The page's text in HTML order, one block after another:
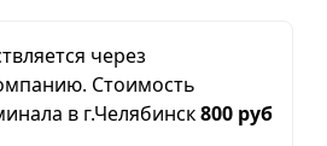
через
Стоимость
в г.Челябинск800 руб